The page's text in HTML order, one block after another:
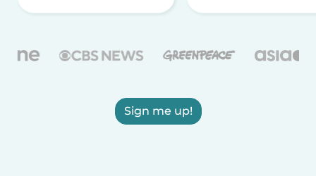
Sign me up!